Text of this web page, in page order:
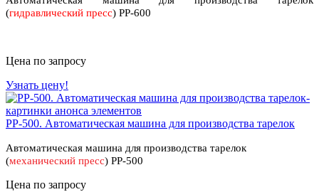
(гидравлический пресс) PP-600
Цена по запросу
Узнать цену!
PP-500. Автоматическая машина для производства тарелок
Автоматическая машина для производства тарелок
(механический пресс) PP-500
Цена по запросу